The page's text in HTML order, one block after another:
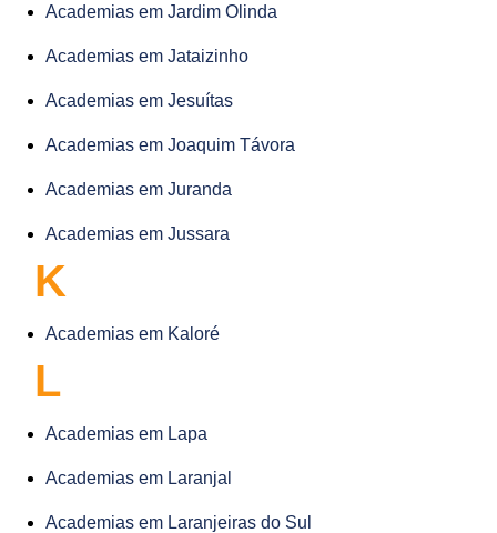
Academias em Jardim Olinda
Academias em Jataizinho
Academias em Jesuítas
Academias em Joaquim Távora
Academias em Juranda
Academias em Jussara
K
Academias em Kaloré
L
Academias em Lapa
Academias em Laranjal
Academias em Laranjeiras do Sul